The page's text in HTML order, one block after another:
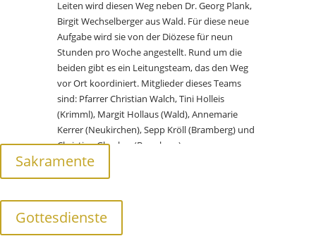
Sakramente
Gottesdienste
Leiten wird diesen Weg neben Dr. Georg Plank,
Birgit Wechselberger aus Wald. Für diese neue
Aufgabe wird sie von der Diözese für neun
Stunden pro Woche angestellt. Rund um die
beiden gibt es ein Leitungsteam, das den Weg
vor Ort koordiniert. Mitglieder dieses Teams
sind: Pfarrer Christian Walch, Tini Holleis
(Krimml), Margit Hollaus (Wald), Annemarie
Kerrer (Neukirchen), Sepp Kröll (Bramberg) und
Christian Glarcher (Bramberg).
Bitte um dein Gebet, um dein offenes Herz, um
Geist und „um jenen Vorschuss an Sympathie,
ohne den es kein Verstehen gibt.“ (Papst
Benedikt XVI.) Schöne Traditionen und auch das